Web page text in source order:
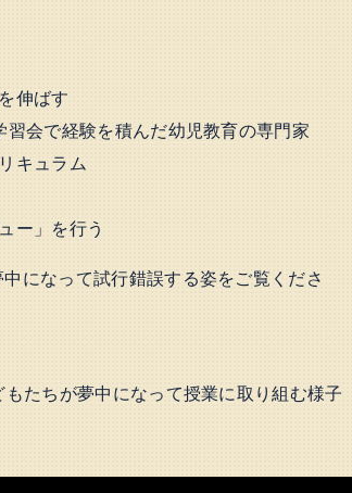
伸ばす
会で経験を積んだ幼児教育の専門家
キュラム
ー」を行う
になって試行錯誤する姿をご覧くださ
たちが夢中になって授業に取り組む様子